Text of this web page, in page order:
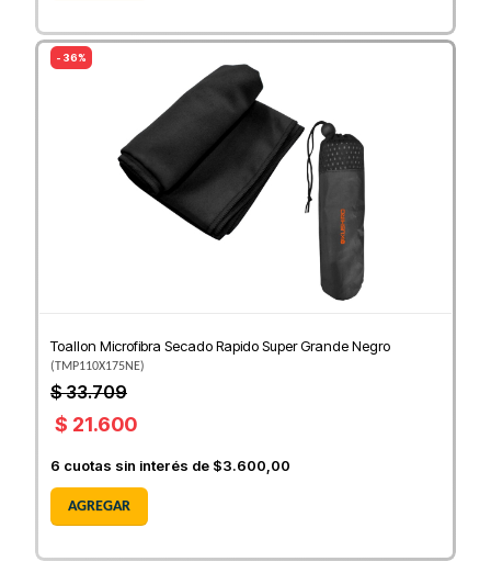
- 36%
Toallon Microfibra Secado Rapido Super Grande Negro
( TMP110X175NE)
$ 33.709
$ 21.600
6 cuotas sin interés de $3.600,00
AGREGAR